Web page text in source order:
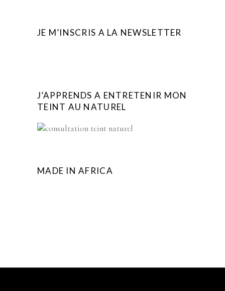
JE M’INSCRIS A LA NEWSLETTER
J’APPRENDS A ENTRETENIR MON
TEINT AU NATUREL
MADE IN AFRICA